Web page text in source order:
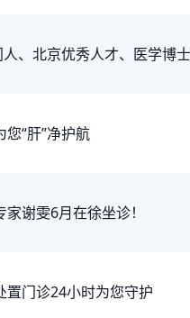
、北京优秀人才、医学博
“肝”净护航
谢雯6月在徐坐诊！
置门诊24小时为您守护